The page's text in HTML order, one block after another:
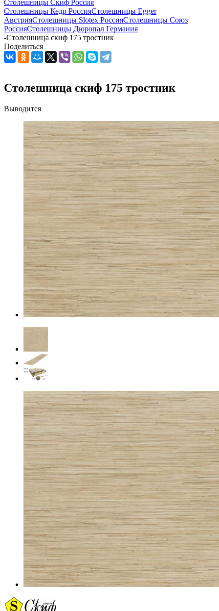
Столешницы Скиф Россия
Столешницы Кедр РоссияСтолешницы Egger
АвстрияСтолешницы Slotex РоссияСтолешницы Союз
РоссияСтолешницы Дюропал Германия
-Столешница скиф 175 тростник
Поделиться
Столешница скиф 175 тростник
Выводится